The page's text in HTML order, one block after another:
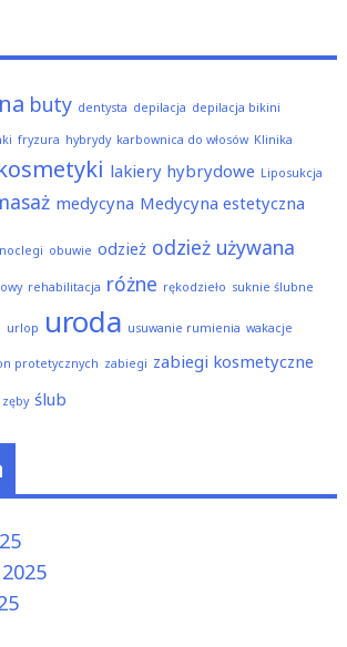
buty dentysta depilacja depilacja bikini
fryzura hybrydy karbownica do włosów Klinika
lakiery hybrydowe Liposukcja
medycyna Medycyna estetyczna
noclegi obuwie odzież odzież używana
rehabilitacja różne rękodzieło suknie ślubne
urlop uroda usuwanie rumienia wakacje
protetycznych zabiegi zabiegi kosmetyczne
zęby ślub